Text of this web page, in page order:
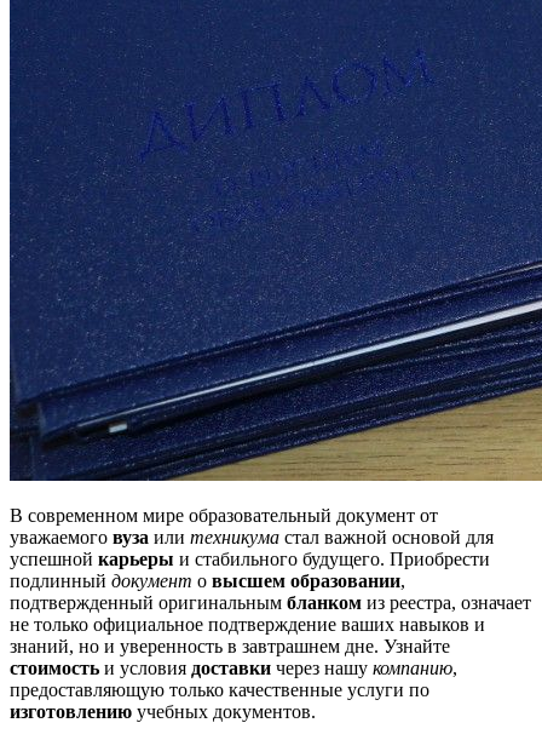
В современном мире образовательный документ от
уважаемого вуза или техникума стал важной основой для
успешной карьеры и стабильного будущего. Приобрести
подлинный документ о высшем образовании,
подтвержденный оригинальным бланком из реестра, означает
не только официальное подтверждение ваших навыков и
знаний, но и уверенность в завтрашнем дне. Узнайте
стоимость и условия доставки через нашу компанию,
предоставляющую только качественные услуги по
изготовлению учебных документов.